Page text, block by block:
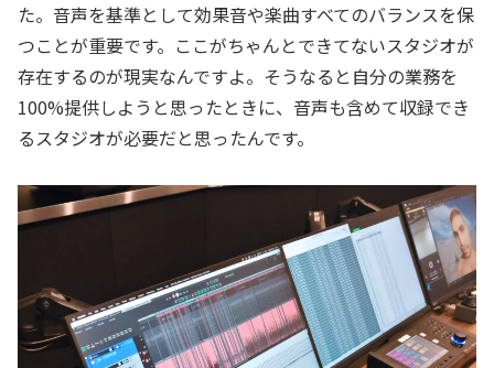
た。音声を基準として効果音や楽曲すべてのバランスを保
つことが重要です。ここがちゃんとできてないスタジオが
存在するのが現実なんですよ。そうなると自分の業務を
100%提供しようと思ったときに、音声も含めて収録でき
るスタジオが必要だと思ったんです。